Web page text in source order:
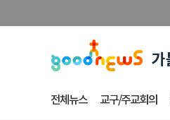
전체뉴스 교구/주교회의